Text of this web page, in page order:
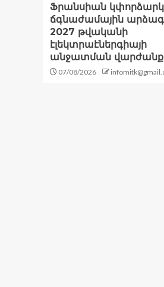
Ֆրանսիան
ճգնաժամային
2027 թվականի
էլեկտրաէներգիայի
անջատման
07/08/2026